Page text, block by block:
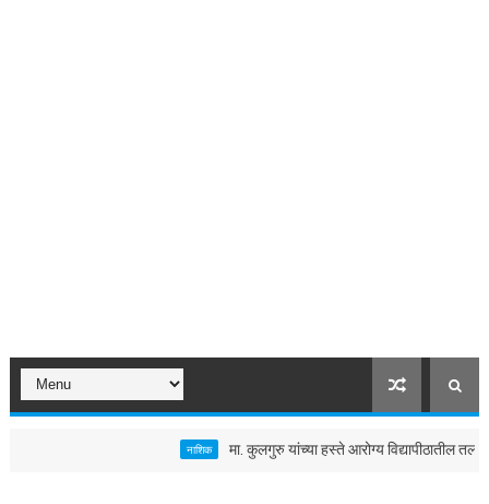
मा. कुलगुरु यांच्या हस्ते आरोग्य विद्यापीठातील तलावाचे